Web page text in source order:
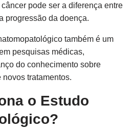
pode ser a diferença entre
progressão da doença.
também é um
pesquisas médicas,
do conhecimento sobre
tratamentos.
o Estudo